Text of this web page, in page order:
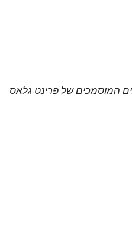
המוסמכים של פרינט גלאס